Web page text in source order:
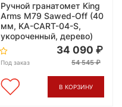
Ручной гранатомет King
Arms M79 Sawed-Off (40
мм, KA-CART-04-S,
укороченный, дерево)
Под заказ
34 090
54 545
В КОРЗИНУ